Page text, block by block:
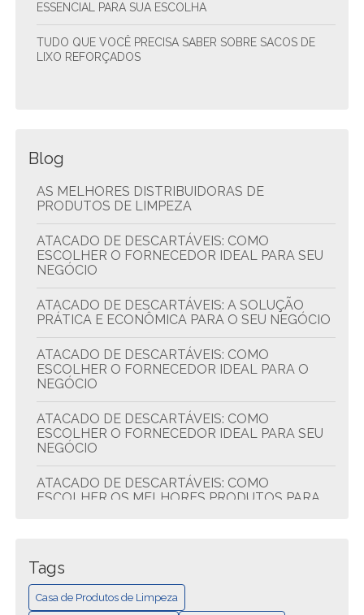
ESSENCIAL PARA SUA ESCOLHA
TUDO QUE VOCÊ PRECISA SABER SOBRE SACOS DE
LIXO REFORÇADOS
Blog
AS MELHORES DISTRIBUIDORAS DE
PRODUTOS DE LIMPEZA
ATACADO DE DESCARTÁVEIS: COMO
ESCOLHER O FORNECEDOR IDEAL PARA SEU
NEGÓCIO
ATACADO DE DESCARTÁVEIS: A SOLUÇÃO
PRÁTICA E ECONÔMICA PARA O SEU NEGÓCIO
ATACADO DE DESCARTÁVEIS: COMO
ESCOLHER O FORNECEDOR IDEAL PARA O
NEGÓCIO
ATACADO DE DESCARTÁVEIS: COMO
ESCOLHER O FORNECEDOR IDEAL PARA SEU
NEGÓCIO
ATACADO DE DESCARTÁVEIS: COMO
ESCOLHER OS MELHORES PRODUTOS PARA
ECONOMIZAR E COMPRAR MELHOR
ATACADO DE DESCARTÁVEIS: QUALIDADE E
ECONOMIA
Tags
Casa de Produtos de Limpeza